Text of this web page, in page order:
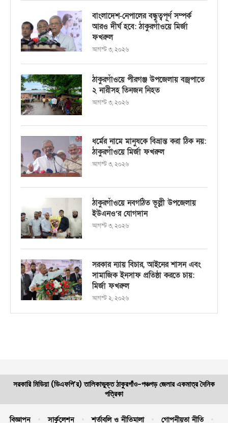
বাংলাদেশ-নেপালের বন্ধুত্বপূর্ণ সম্পর্ক
আরও দীর্ঘ হবে: ঠাকুরগাঁওয়ে মির্জা
ফখরুল
আগস্ট ৩, ২০২৬
ঠাকুরগাঁওয়ে পীরগঞ্জ উপজেলায় বজ্রপাতে
২ নারীসহ তিনজন নিহত
আগস্ট ৩, ২০২৬
ধর্মের নামে মানুষকে বিভ্রান্ত করা ঠিক নয়:
ঠাকুরগাঁওয়ে মির্জা ফখরুল
আগস্ট ৩, ২০২৬
ঠাকুরগাঁওয়ে নবগঠিত ভূল্লী উপজেলায়
ইউএনও’র যোগদান
আগস্ট ৩, ২০২৬
সরকার ন্যায় বিচার, আইনের শাসন এবং
সামাজিক ইনসাফ প্রতিষ্ঠা করতে চায়:
মির্জা ফখরুল
আগস্ট ২, ২০২৬
সরকারি মিডিয়া (ডিএফপি’র) তালিকাভুক্ত ঠাকুরগাঁও-পঞ্চগড় জেলার একমাত্র দৈনিক
পত্রিকা
বিজ্ঞাপন সার্কুলেশন শর্তাবলি ও নীতিমালা গোপনীয়তা নীতি